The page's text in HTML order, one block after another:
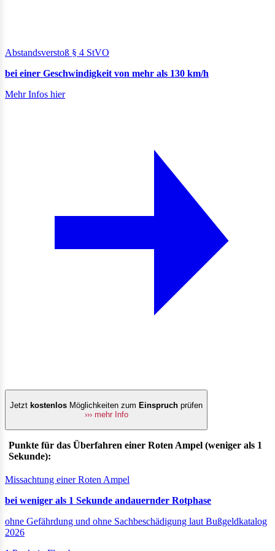
Abstandsverstoß § 4 StVO
bei einer Geschwindigkeit von mehr als 130 km/h
Mehr Infos hier
Jetzt kostenlos Möglichkeiten zum Einspruch prüfen
››› mehr Info
Punkte für das Überfahren einer Roten Ampel (weniger als 1
Sekunde):
Missachtung einer Roten Ampel
bei weniger als 1 Sekunde andauernder Rotphase
ohne Gefährdung und ohne Sachbeschädigung laut Bußgeldkatalog
2026